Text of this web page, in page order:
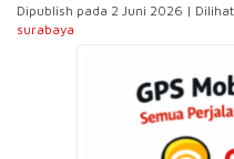
Dipublish pada 2 Juni 2026 |
surabaya